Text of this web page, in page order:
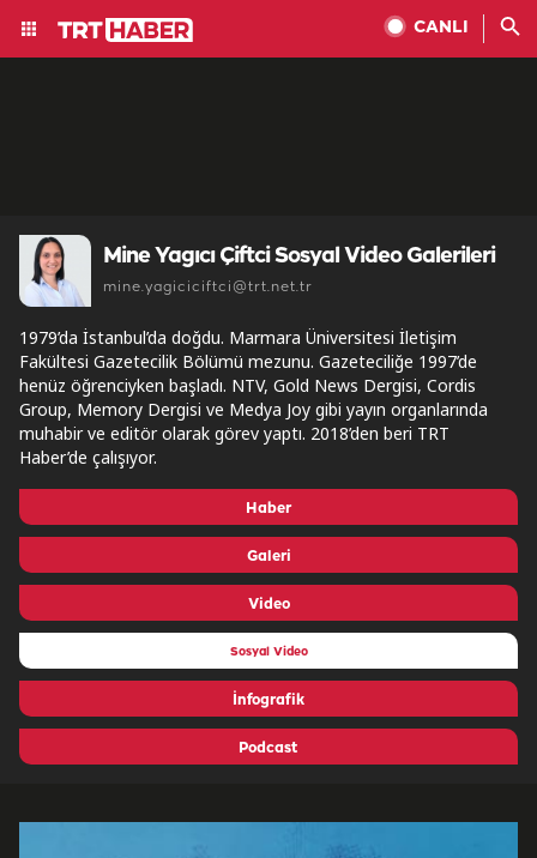
CANLI
Mine Yagıcı Çiftci Sosyal Video Galerileri
mine.yagiciciftci@trt.net.tr
1979’da İstanbul’da doğdu. Marmara Üniversitesi İletişim
Fakültesi Gazetecilik Bölümü mezunu. Gazeteciliğe 1997’de
henüz öğrenciyken başladı. NTV, Gold News Dergisi, Cordis
Group, Memory Dergisi ve Medya Joy gibi yayın organlarında
muhabir ve editör olarak görev yaptı. 2018’den beri TRT
Haber’de çalışıyor.
Haber
Galeri
Video
Sosyal Video
İnfografik
Podcast